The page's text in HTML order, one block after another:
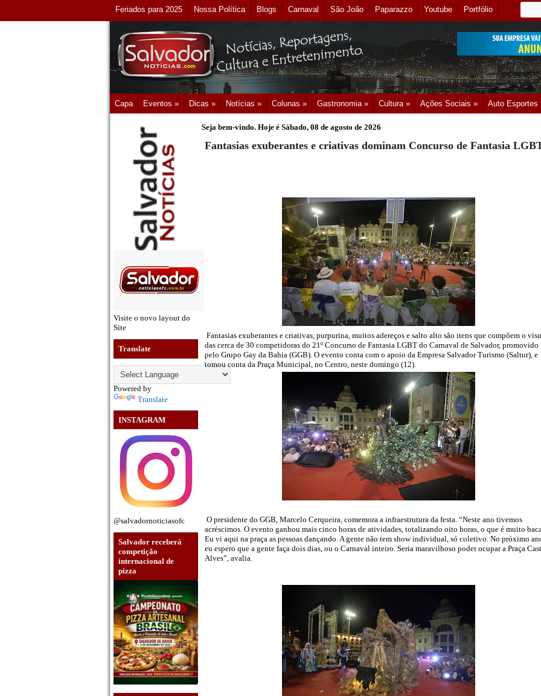
Feriados para 2025 Nossa Política Blogs Carnaval São João Paparazzo Youtube Portfólio
Capa Eventos » Dicas » Notícias » Colunas » Gastronomia » Cultura » Ações Sociais » Auto Esportes
Visite o novo layout do
Site
Translate
Powered by
Translate
INSTAGRAM
@salvadornoticiasofc
Salvador receberá
competição
internacional de
pizza
Seja bem-vindo. Hoje é Sábado, 08 de agosto de 2026
Fantasias exuberantes e criativas dominam Concurso de Fantasia
Fantasias exuberantes e criativas, purpurina, muitos adereços e salto alto são itens que compõem o
das cerca de 30 competidoras do 21º Concurso de Fantasia LGBT do Carnaval de Salvador, promovido
pelo Grupo Gay da Bahia (GGB). O evento conta com o apoio da Empresa Salvador Turismo (Saltur), e
tomou conta da Praça Municipal, no Centro, neste domingo (12).
O presidente do GGB, Marcelo Cerqueira, comemora a infraestrutura da festa. “Neste ano tivemos
acréscimos. O evento ganhou mais cinco horas de atividades, totalizando oito horas, o que é muito
Eu vi aqui na praça as pessoas dançando. A gente não tem show individual, só coletivo. No próximo
eu espero que a gente faça dois dias, ou o Carnaval inteiro. Seria maravilhoso poder ocupar a Praça
Alves”, avalia.